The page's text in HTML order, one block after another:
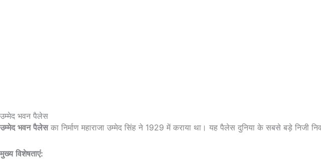
उम्मेद भवन पैलेस
उम्मेद भवन पैलेसका निर्माण महाराजा उम्मेद सिंह ने 1929 में कराया था। यह पैलेस दुनिया के सबसे बड़े निजी
मुख्य विशेषताएं: